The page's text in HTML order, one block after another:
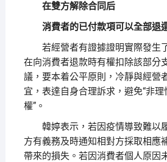
在雙方解除合同后
消費者的已付款項可以全部退
若經營者有證據證明實際發生
在向消費者退款時有權扣除該部分
議，要本着公平原則，冷靜與經營
宜，表達自身合理訴求，避免“非理
權”。
韓婷表示，若因疫情導致難以
方有義務及時通知相對方採取相應
帶來的損失。若因消費者個人原因